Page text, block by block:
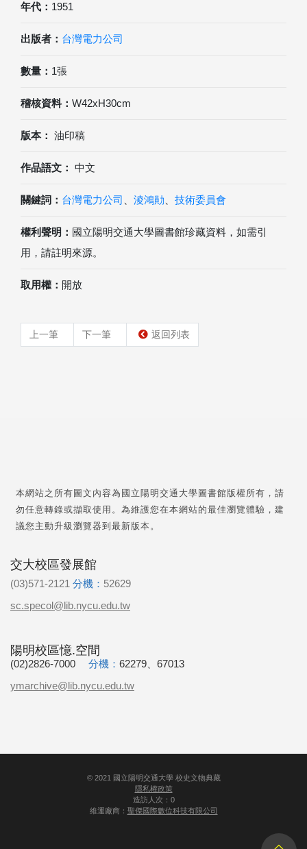
年代： 1951
出版者： 台灣電力公司
數量： 1張
稽核資料： W42xH30cm
版本： 油印稿
作品語文： 中文
關鍵詞： 台灣電力公司 淩鴻勛 技術委員會
權利聲明： 國立陽明交通大學圖書館珍藏資料，如需引
用，請註明來源。
取用權： 開放
上一筆 下一筆 返回列表
本網站之所有圖文內容為國立陽明交通大學圖書館版權所有，請
勿任意轉錄或擷取使用。為維護您在本網站的最佳瀏覽體驗，建
議您主動升級瀏覽器到最新版本。
交大校區發展館
(03)571-2121 分機： 52629
sc.specol@lib.nycu.edu.tw
陽明校區憶.空間
(02)2826-7000 分機： 62279、67013
ymarchive@lib.nycu.edu.tw
© 2021
國立陽明交通大學 校史文物典藏
隱私權政策
造訪人次：0
維運廠商： 聖傑國際數位科技有限公司